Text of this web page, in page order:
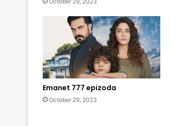
Emanet 777 epizoda
October 29, 2023